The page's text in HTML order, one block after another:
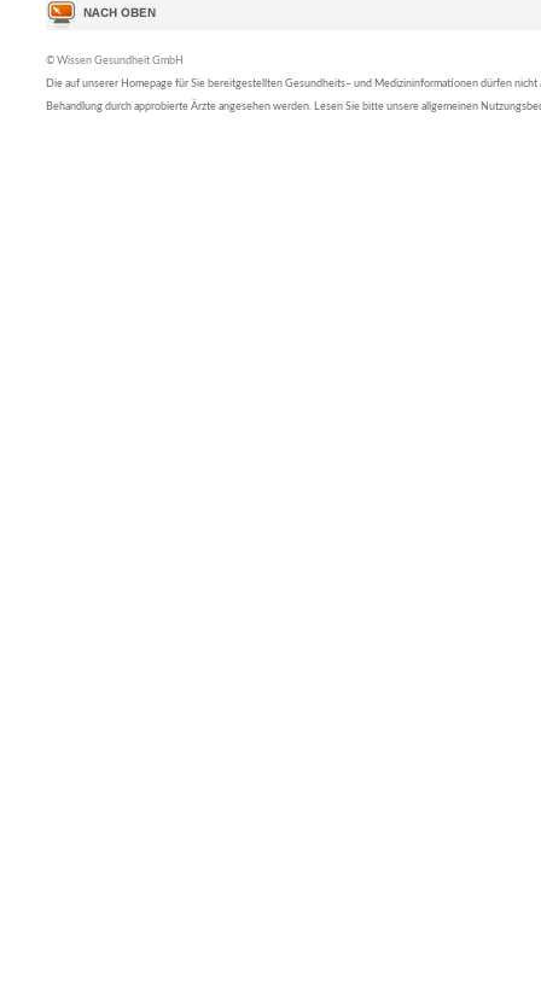
© Wissen Gesundheit GmbH
Die auf unserer Homepage für Sie bereitgestellten Gesundheits– und Medizininformationen dürfen nicht
Behandlung durch approbierte Ärzte angesehen werden. Lesen Sie bitte unsere allgemeinen